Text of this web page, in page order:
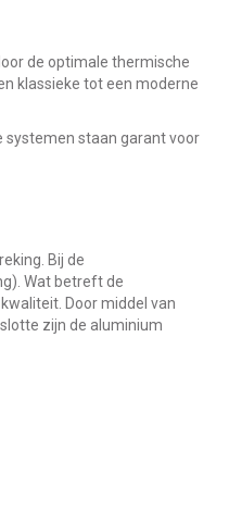
de optimale thermische
klassieke tot een moderne
systemen staan garant voor
Bij de
Wat betreft de
Door middel van
zijn de aluminium